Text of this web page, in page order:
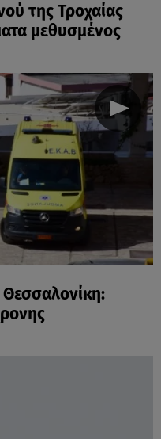
της Τροχαίας
μεθυσμένος
Θεσσαλονίκη: